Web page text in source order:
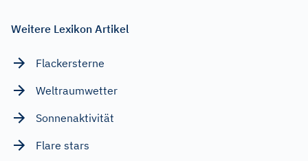
Weitere Lexikon Artikel
Flackersterne
Weltraumwetter
Sonnenaktivität
Flare stars